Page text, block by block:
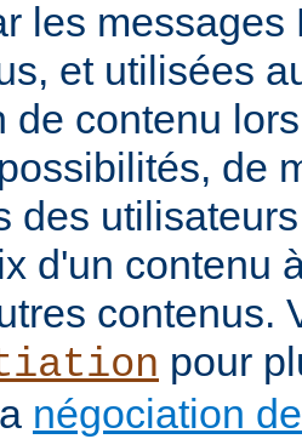
les
et utilisées
de contenu
de
des
d'un contenu
contenus.
pour
négociation